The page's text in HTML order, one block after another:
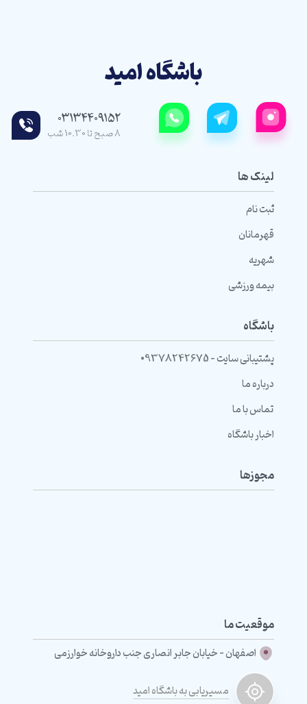
باشگاه امید
03134409152
8 صبح تا 10.30 شب
لینک ها
ثبت نام
قهرمانان
شهریه
بیمه ورزشی
باشگاه
پشتیبانی سایت - 09378242675
درباره ما
تماس با ما
اخبار باشگاه
مجوزها
موقعیت ما
اصفهان - خیابان جابر انصاری جنب داروخانه خوارزمی
مسیریابی به باشگاه امید